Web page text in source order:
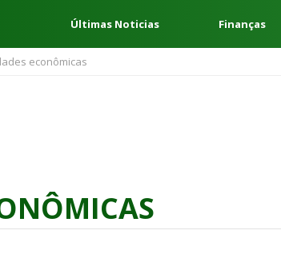
Últimas Noticias Finanças
econômicas